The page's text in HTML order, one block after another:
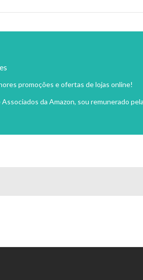
promoções e ofertas de lojas online!
da Amazon, sou remunerado